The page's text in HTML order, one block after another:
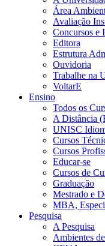
Área
Avaliação
Concursos e
Editora
Estrutura
Ouvidoria
Trabalhe na
VoltarE
Ensino
Todos os
A Distância
UNISC
Cursos
Cursos
Educar-se
Cursos de
Graduação
Mestrado e
MBA,
Pesquisa
A Pesquisa
Ambientes